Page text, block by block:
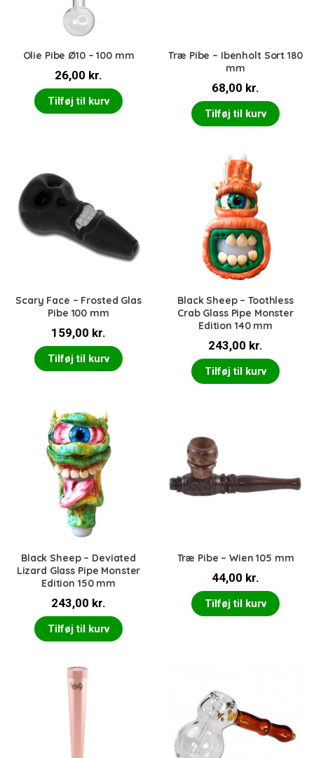
Olie Pibe Ø10 – 100 mm
26,00 kr.
Tilføj til kurv
Træ Pibe – Ibenholt Sort 180
mm
68,00 kr.
Tilføj til kurv
Scary Face – Frosted Glas
Pibe 100 mm
159,00 kr.
Tilføj til kurv
Black Sheep – Toothless
Crab Glass Pipe Monster
Edition 140 mm
243,00 kr.
Tilføj til kurv
Black Sheep – Deviated
Lizard Glass Pipe Monster
Edition 150 mm
243,00 kr.
Tilføj til kurv
Træ Pibe – Wien 105 mm
44,00 kr.
Tilføj til kurv